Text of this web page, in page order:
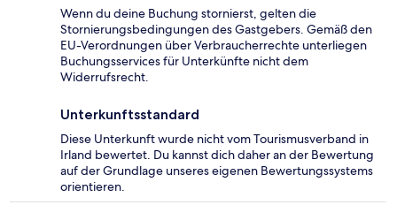
Wenn du deine Buchung stornierst, gelten die
Stornierungsbedingungen des Gastgebers. Gemäß den
EU-Verordnungen über Verbraucherrechte unterliegen
Buchungsservices für Unterkünfte nicht dem
Widerrufsrecht.
Unterkunftsstandard
Diese Unterkunft wurde nicht vom Tourismusverband in
Irland bewertet. Du kannst dich daher an der Bewertung
auf der Grundlage unseres eigenen Bewertungssystems
orientieren.